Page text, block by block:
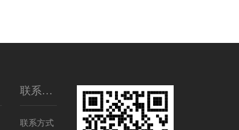
联系我
联系方式